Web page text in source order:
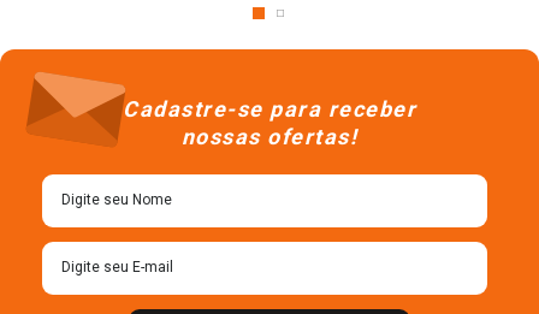
Cadastre-se para receber
nossas ofertas!